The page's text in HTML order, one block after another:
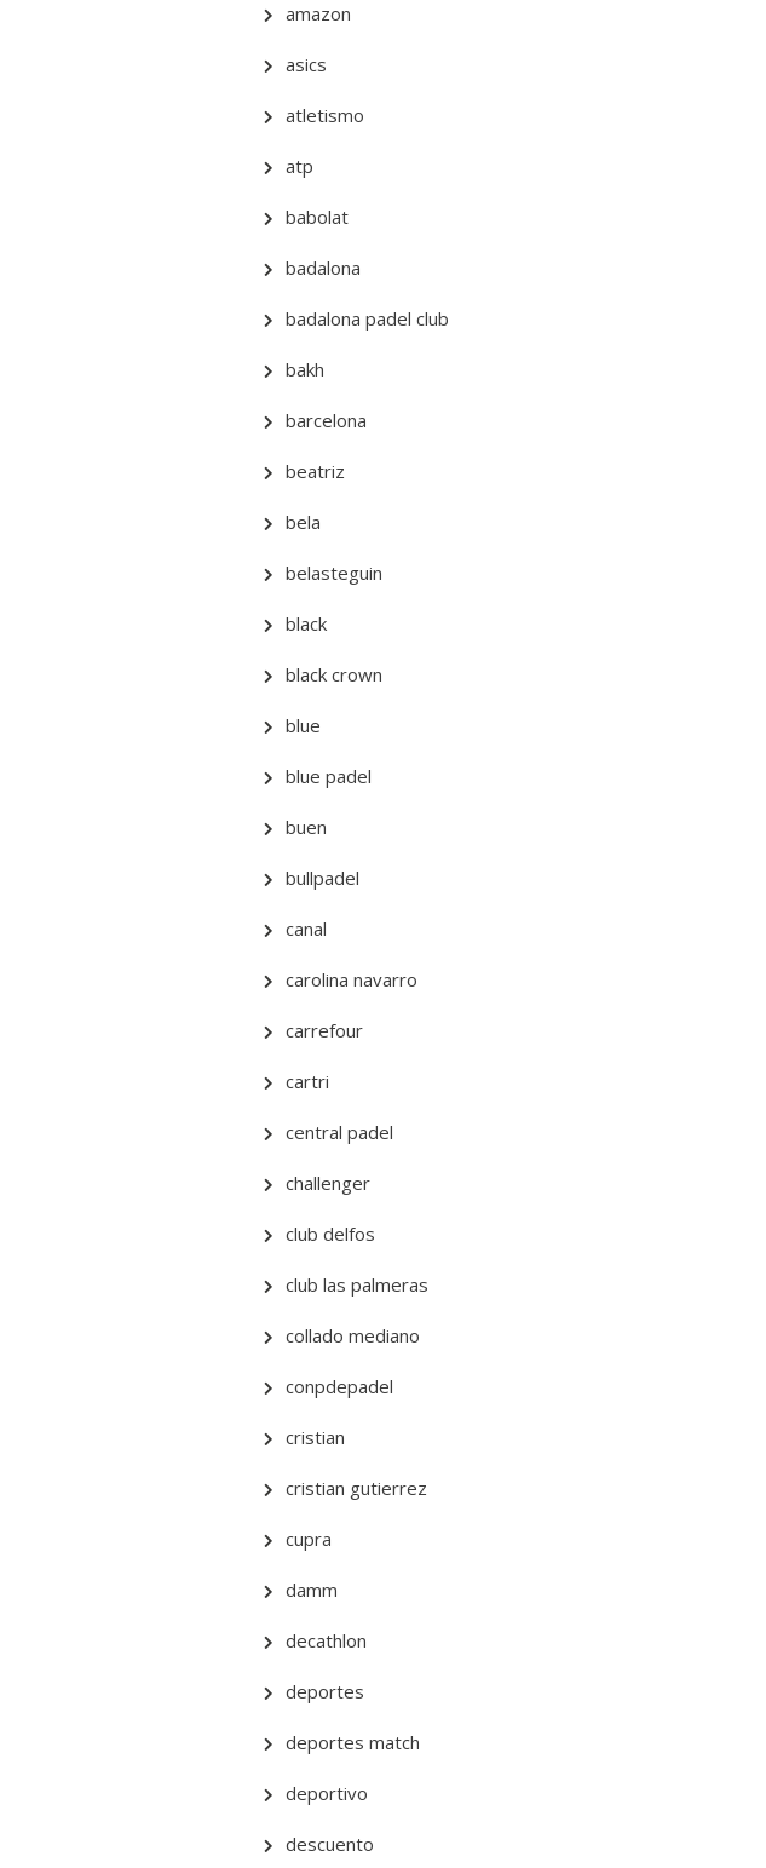
amazon
asics
atletismo
atp
babolat
badalona
badalona padel club
bakh
barcelona
beatriz
bela
belasteguin
black
black crown
blue
blue padel
buen
bullpadel
canal
carolina navarro
carrefour
cartri
central padel
challenger
club delfos
club las palmeras
collado mediano
conpdepadel
cristian
cristian gutierrez
cupra
damm
decathlon
deportes
deportes match
deportivo
descuento